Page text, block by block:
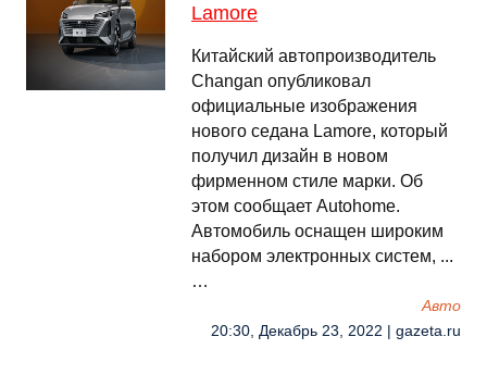
Lamore
Китайский автопроизводитель
Changan опубликовал
официальные изображения
нового седана Lamore, который
получил дизайн в новом
фирменном стиле марки. Об
этом сообщает Autohome.
Автомобиль оснащен широким
набором электронных систем, ...
…
Авто
20:30, Декабрь 23, 2022 | gazeta.ru